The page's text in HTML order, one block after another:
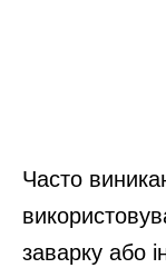
Часто
заварку або